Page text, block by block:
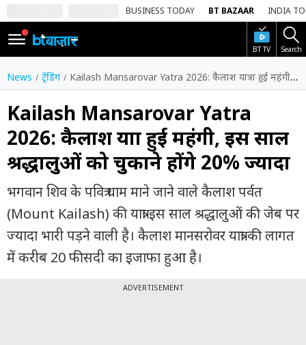
BUSINESS TODAY BT BAZAAR INDIA
BT TV Search
SIGN
IN
Dark
Mode
होम
शेयर
बाज़ार
वीडियो
ट्रेंडिंग
News ट्रेंडिंग Kailash Mansarovar Yatra 2026: कैलाश यात्रा हुई महंगी, इस साल श्रद्धालुओं को चुकाने होंगे 20% ज्यादा
Kailash Mansarovar Yatra
2026: कैलाश यात्रा हुई महंगी, इस साल
श्रद्धालुओं को चुकाने होंगे 20% ज्यादा
भगवान शिव के पवित्र धाम माने जाने वाले कैलाश पर्वत
(Mount Kailash) की यात्रा इस साल श्रद्धालुओं की जेब पर
ज्यादा भारी पड़ने वाली है। कैलाश मानसरोवर यात्रा की लागत
में करीब 20 फीसदी का इजाफा हुआ है।
ADVERTISEMENT